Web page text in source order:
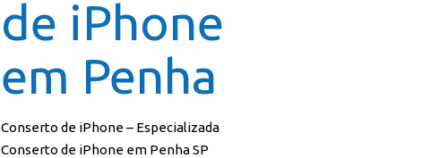
de iPhone
em Penha
Conserto de iPhone – Especializada
Conserto de iPhone em Penha SP